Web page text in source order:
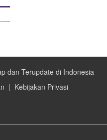
dan Terupdate di Indonesia
| Kebijakan Privasi